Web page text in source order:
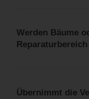
Werden Bäume
Übernimmt die